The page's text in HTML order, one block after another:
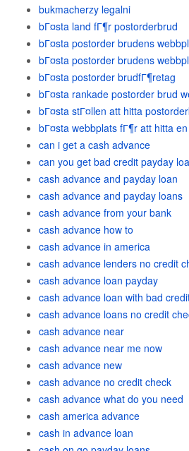
bukmacherzy legalni
bГ¤sta land fГ¶r postorderbrud
bГ¤sta postorder brudens
bГ¤sta postorder brudens
bГ¤sta postorder brudfГ¶retag
bГ¤sta rankade postorder brud
bГ¤sta stГ¤llen att hitta
bГ¤sta webbplats fГ¶r att hitta
can i get a cash advance
can you get bad credit payday
cash advance and payday loan
cash advance and payday loans
cash advance from your bank
cash advance how to
cash advance in america
cash advance lenders no credit
cash advance loan payday
cash advance loan with bad
cash advance loans no credit
cash advance near
cash advance near me now
cash advance new
cash advance no credit check
cash advance what do you need
cash america advance
cash in advance loan